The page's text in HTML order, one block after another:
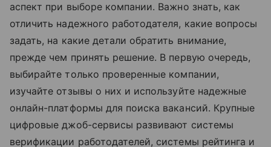
аспект при выборе компании. Важно знать, как
отличить надежного работодателя, какие вопросы
задать, на какие детали обратить внимание,
прежде чем принять решение. В первую очередь,
выбирайте только проверенные компании,
изучайте отзывы о них и используйте надежные
онлайн-платформы для поиска вакансий. Крупные
цифровые джоб-сервисы развивают системы
верификации работодателей, системы рейтинга и